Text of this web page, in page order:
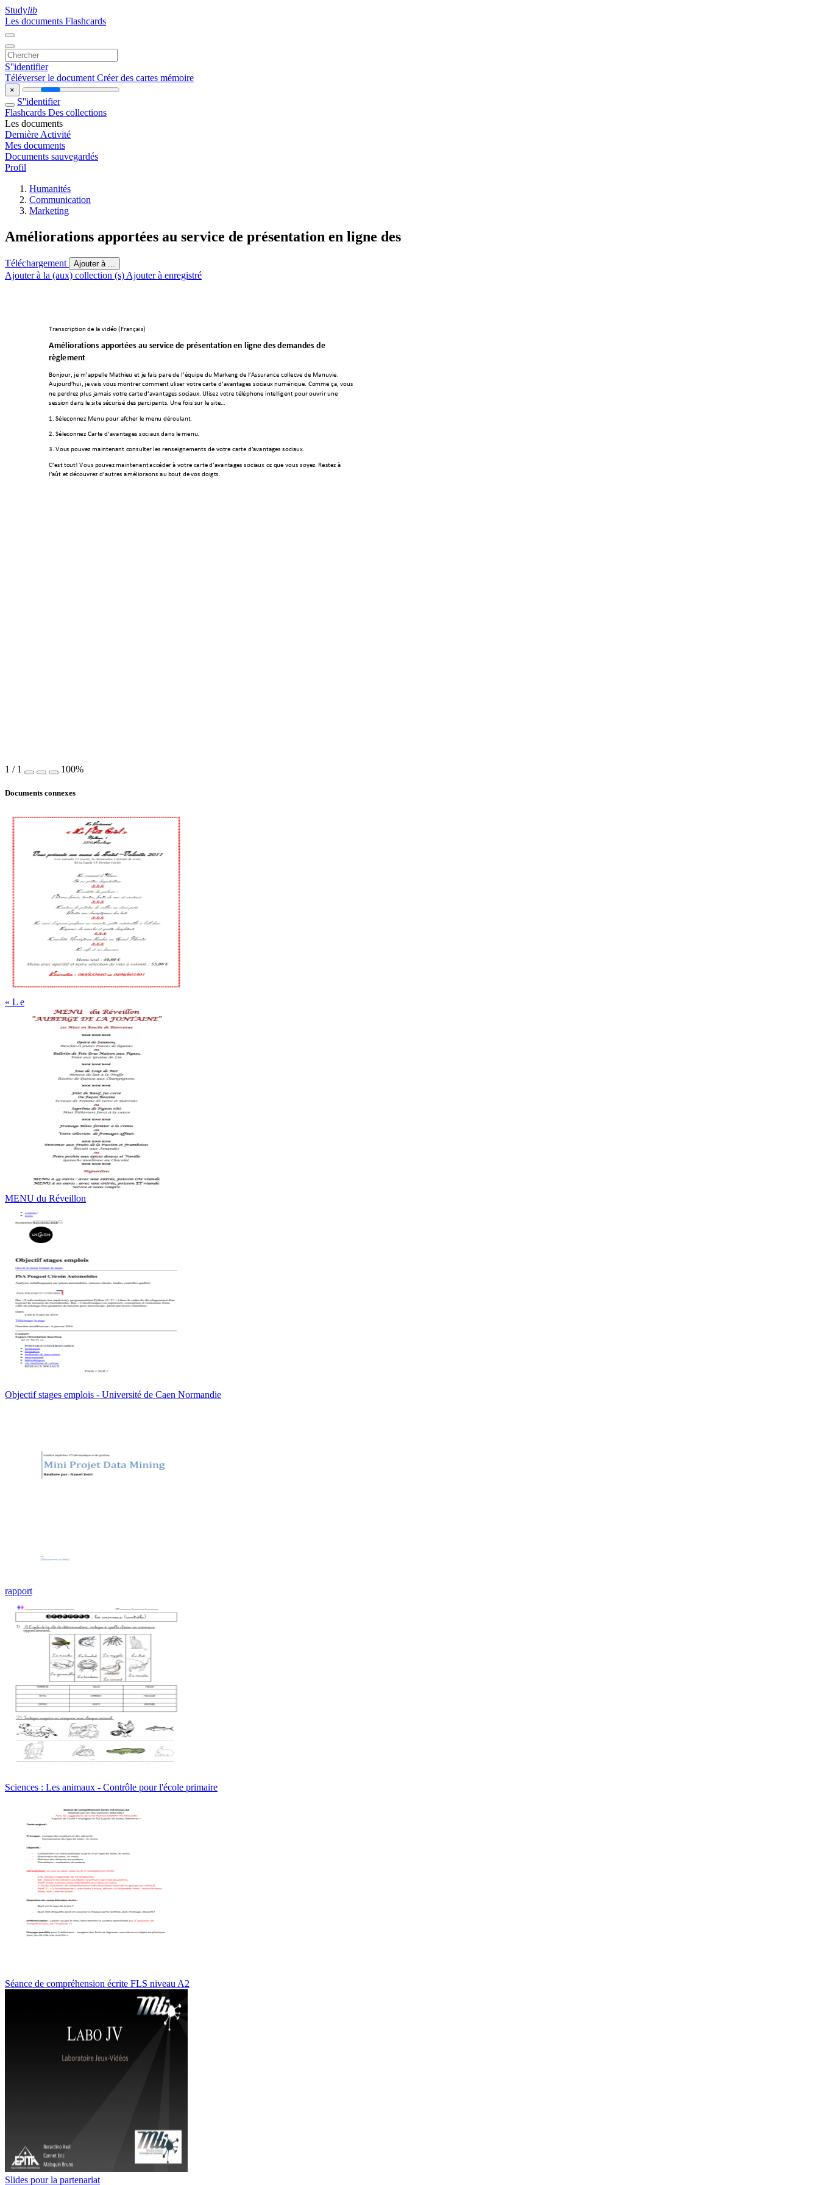
Studylib
Les documents Flashcards
S''identifier
Téléverser le document Créer des cartes mémoire
×
S''identifier
Flashcards Des collections
Les documents
Dernière Activité
Mes documents
Documents sauvegardés
Profil
Humanités
Communication
Marketing
Améliorations apportées au service de présentation en ligne des
Téléchargement Ajouter à ...
Ajouter à la (aux) collection (s) Ajouter à enregistré
Transcription de la vidéo (Français)
Améliorations apportées au service de présentation en ligne des demandes de
règlement
Bonjour, je m’appe lle M athieu et je fais partie de l’équipe du Marketing de l’Assurance collective de Manuvie.
Aujourd’hui, je vais vous montrer comment u tiliser votre carte d’avantages sociaux numérique. Comme ça, vous
ne perdrez plus jamais votre carte d’avantages sociaux. Utilisez votre téléphone intelligent pour ouvrir une
session dans le site sécurisé d es participants. Une fois sur le site…
1. Sélectionnez Menu pour afficher le menu déroulant.
2. Sélectionnez Carte d’avantages sociaux dans le menu
3. Vous pouvez maintenant consulter les renseignements de votre carte d’avantages sociaux.
C’est tout! Vous pouvez maintenant accéder à votre carte d’avantages sociaux oz que vous soyez. Restez à
l’affût et découvrez d’autres amé liorations au bout de vos doigts.
1 / 1 100%
Documents connexes
« L e
MENU du Réveillon
Objectif stages emplois - Université de Caen Normandie
rapport
Sciences : Les animaux - Contrôle pour l'école primaire
Séance de compréhension écrite FLS niveau A2
Slides pour la partenariat